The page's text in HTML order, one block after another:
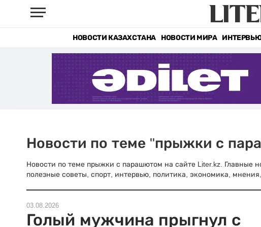
НОВОСТИ КАЗАХСТАНА НОВОСТИ МИРА
Новости по теме "прыжки с
Новости по теме прыжки с парашютом на сайте Liter.kz. Главные
полезные советы, спорт, интервью, политика, экономика, мнения,
03.08.2026
Голый мужчина прыгнул с